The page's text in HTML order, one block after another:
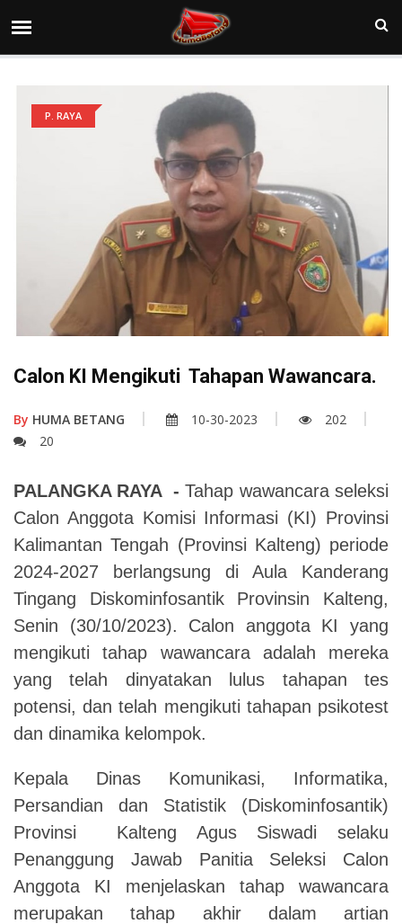
P. RAYA
Calon KI Mengikuti Tahapan Wawancara.
By HUMA BETANG 10-30-2023
202
20
PALANGKA RAYA - Tahap wawancara seleksi
Calon Anggota Komisi Informasi (KI) Provinsi
Kalimantan Tengah (Provinsi Kalteng) periode
2024-2027 berlangsung di Aula Kanderang
Tingang Diskominfosantik Provinsin Kalteng,
Senin (30/10/2023). Calon anggota KI yang
mengikuti tahap wawancara adalah mereka
yang telah dinyatakan lulus tahapan tes
potensi, dan telah mengikuti tahapan psikotest
dan dinamika kelompok.
Kepala Dinas Komunikasi, Informatika,
Persandian dan Statistik (Diskominfosantik)
Provinsi Kalteng Agus Siswadi selaku
Penanggung Jawab Panitia Seleksi Calon
Anggota KI menjelaskan tahap wawancara
merupakan tahap akhir dalam artian